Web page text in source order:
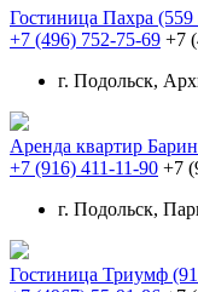
Гостиница Пахра
+7 (496) 752-75-69 +7
г. Подольск,
Аренда квартир
+7 (916) 411-11-90 +7
г. Подольск,
Гостиница Триумф